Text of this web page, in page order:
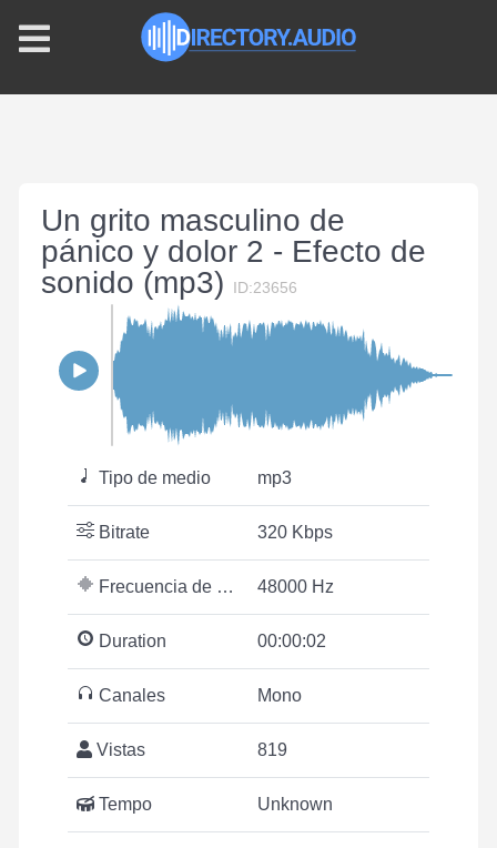
Un grito masculino de
pánico y dolor 2 - Efecto de
sonido (mp3)
ID:23656
Tipo de medio mp3
Bitrate 320 Kbps
Frecuencia de muestreo 48000 Hz
Duration 00:00:02
Canales Mono
Vistas 819
Tempo Unknown